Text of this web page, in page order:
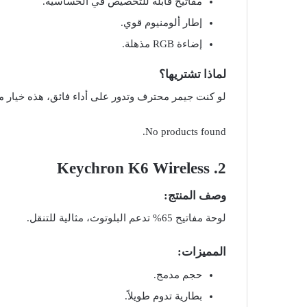
إطار ألومنيوم قوي.
إضاءة RGB مذهلة.
لماذا تشتريها؟
لو كنت جيمر محترف وتدور على أداء فائق، هذه خيار
No products found.
2.
Keychron K6 Wireless
وصف المنتج:
لوحة مفاتيح 65% تدعم البلوتوث، مثالية للتنقل.
المميزات:
حجم مدمج.
بطارية تدوم طويلاً.